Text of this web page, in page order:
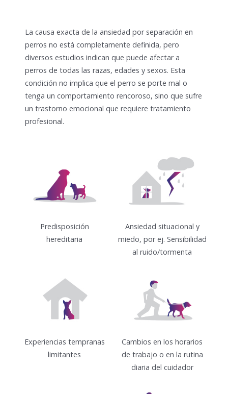
La causa exacta de la ansiedad por separación en
perros no está completamente definida, pero
diversos estudios indican que puede afectar a
perros de todas las razas, edades y sexos. Esta
condición no implica que el perro se porte mal o
tenga un comportamiento rencoroso, sino que sufre
un trastorno emocional que requiere tratamiento
profesional.
Predisposición
hereditaria
Ansiedad situacional y
miedo, por ej. Sensibilidad
al ruido/tormenta
Experiencias tempranas
limitantes
Cambios en los horarios
de trabajo o en la rutina
diaria del cuidador